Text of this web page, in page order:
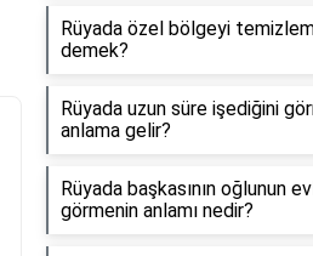
Rüyada özel bölgeyi
demek?
Rüyada uzun süre işediğini
anlama gelir?
Rüyada başkasının oğlunun
görmenin anlamı nedir?